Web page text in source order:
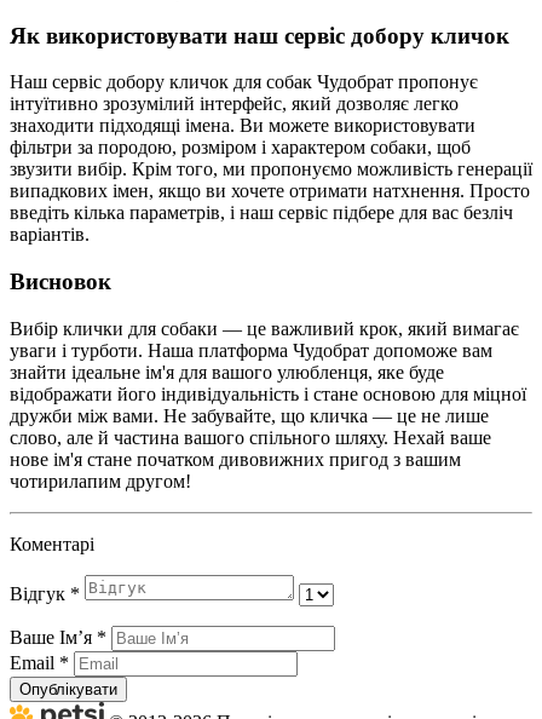
Як використовувати наш сервіс добору кличок
Наш сервіс добору кличок для собак Чудобрат пропонує
інтуїтивно зрозумілий інтерфейс, який дозволяє легко
знаходити підходящі імена. Ви можете використовувати
фільтри за породою, розміром і характером собаки, щоб
звузити вибір. Крім того, ми пропонуємо можливість генерації
випадкових імен, якщо ви хочете отримати натхнення. Просто
введіть кілька параметрів, і наш сервіс підбере для вас безліч
варіантів.
Висновок
Вибір клички для собаки — це важливий крок, який вимагає
уваги і турботи. Наша платформа Чудобрат допоможе вам
знайти ідеальне ім'я для вашого улюбленця, яке буде
відображати його індивідуальність і стане основою для міцної
дружби між вами. Не забувайте, що кличка — це не лише
слово, але й частина вашого спільного шляху. Нехай ваше
нове ім'я стане початком дивовижних пригод з вашим
чотирилапим другом!
Коментарі
Відгук *
Ваше Імʼя *
Email *
Опублікувати